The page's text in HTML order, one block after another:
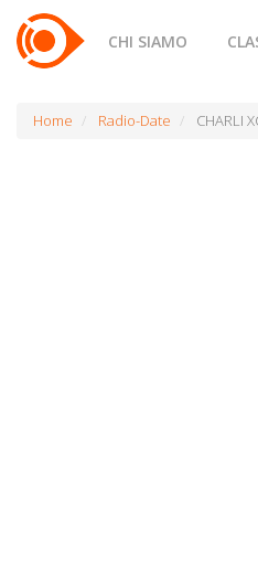
CHI SIAMO
Home Radio-Date CHARLI